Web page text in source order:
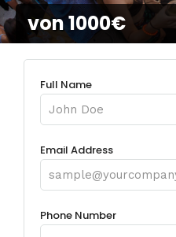
von 1000€
Full Name
Email Address
Phone Number